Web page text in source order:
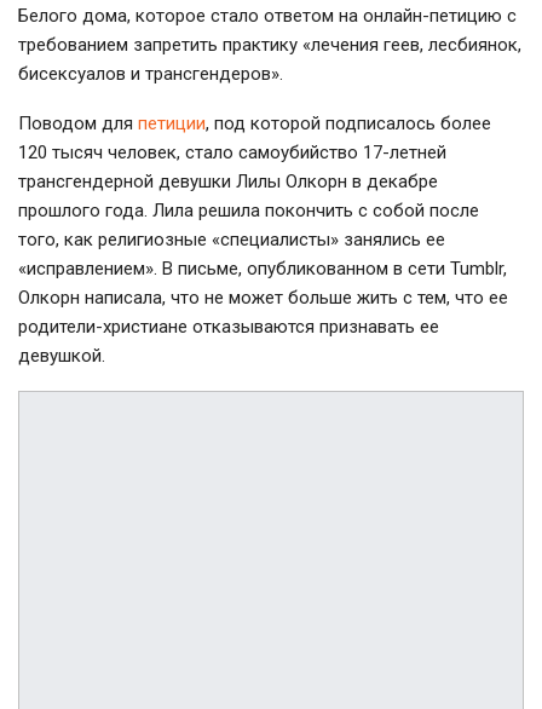
Белого дома, которое стало ответом на онлайн-петицию с
требованием запретить практику «лечения геев, лесбиянок,
бисексуалов и трансгендеров».
Поводом для петиции, под которой подписалось более
120 тысяч человек, стало самоубийство 17-летней
трансгендерной девушки Лилы Олкорн в декабре
прошлого года. Лила решила покончить с собой после
того, как религиозные «специалисты» занялись ее
«исправлением». В письме, опубликованном в сети Tumblr,
Олкорн написала, что не может больше жить с тем, что ее
родители-христиане отказываются признавать ее
девушкой.